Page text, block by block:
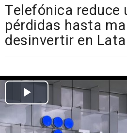
Telefónica reduce
pérdidas hasta
desinvertir en